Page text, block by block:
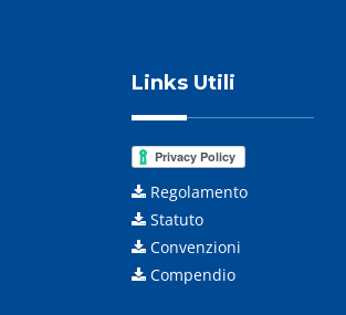
Links Utili
Regolamento
Statuto
Convenzioni
Compendio